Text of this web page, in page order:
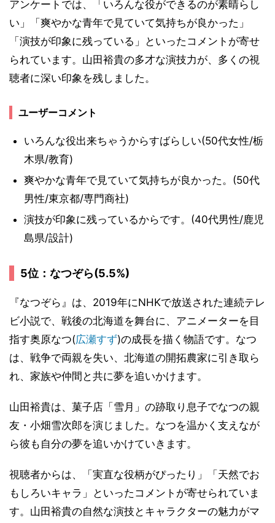
アンケートでは、「いろんな役ができるのが素晴らし
い」「爽やかな青年で見ていて気持ちが良かった」
「演技が印象に残っている」といったコメントが寄せ
られています。山田裕貴の多才な演技力が、多くの視
聴者に深い印象を残しました。
ユーザーコメント
いろんな役出来ちゃうからすばらしい(50代女性/栃
木県/教育)
爽やかな青年で見ていて気持ちが良かった。(50代
男性/東京都/専門商社)
演技が印象に残っているからです。(40代男性/鹿児
島県/設計)
5位：なつぞら(5.5%)
『なつぞら』は、2019年にNHKで放送された連続テレ
ビ小説で、戦後の北海道を舞台に、アニメーターを目
指す奥原なつ(広瀬すず)の成長を描く物語です。なつ
は、戦争で両親を失い、北海道の開拓農家に引き取ら
れ、家族や仲間と共に夢を追いかけます。
山田裕貴は、菓子店「雪月」の跡取り息子でなつの親
友・小畑雪次郎を演じました。なつを温かく支えなが
ら彼も自分の夢を追いかけていきます。
視聴者からは、「実直な役柄がぴったり」「天然でお
もしろいキャラ」といったコメントが寄せられていま
す。山田裕貴の自然な演技とキャラクターの魅力がマ